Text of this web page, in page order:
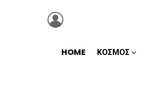
HOME ΚΌΣΜΟΣ